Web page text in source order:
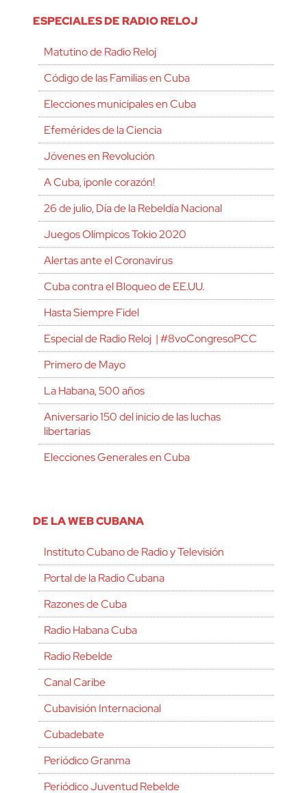
ESPECIALES DE RADIO RELOJ
Matutino de Radio Reloj
Código de las Familias en Cuba
Elecciones municipales en Cuba
Efemérides de la Ciencia
Jóvenes en Revolución
A Cuba, ¡ponle corazón!
26 de julio, Día de la Rebeldía Nacional
Juegos Olímpicos Tokio 2020
Alertas ante el Coronavirus
Cuba contra el Bloqueo de EE.UU.
Hasta Siempre Fidel
Especial de Radio Reloj | #8voCongresoPCC
Primero de Mayo
La Habana, 500 años
Aniversario 150 del inicio de las luchas
libertarias
Elecciones Generales en Cuba
DE LA WEB CUBANA
Instituto Cubano de Radio y Televisión
Portal de la Radio Cubana
Razones de Cuba
Radio Habana Cuba
Radio Rebelde
Canal Caribe
Cubavisión Internacional
Cubadebate
Periódico Granma
Periódico Juventud Rebelde